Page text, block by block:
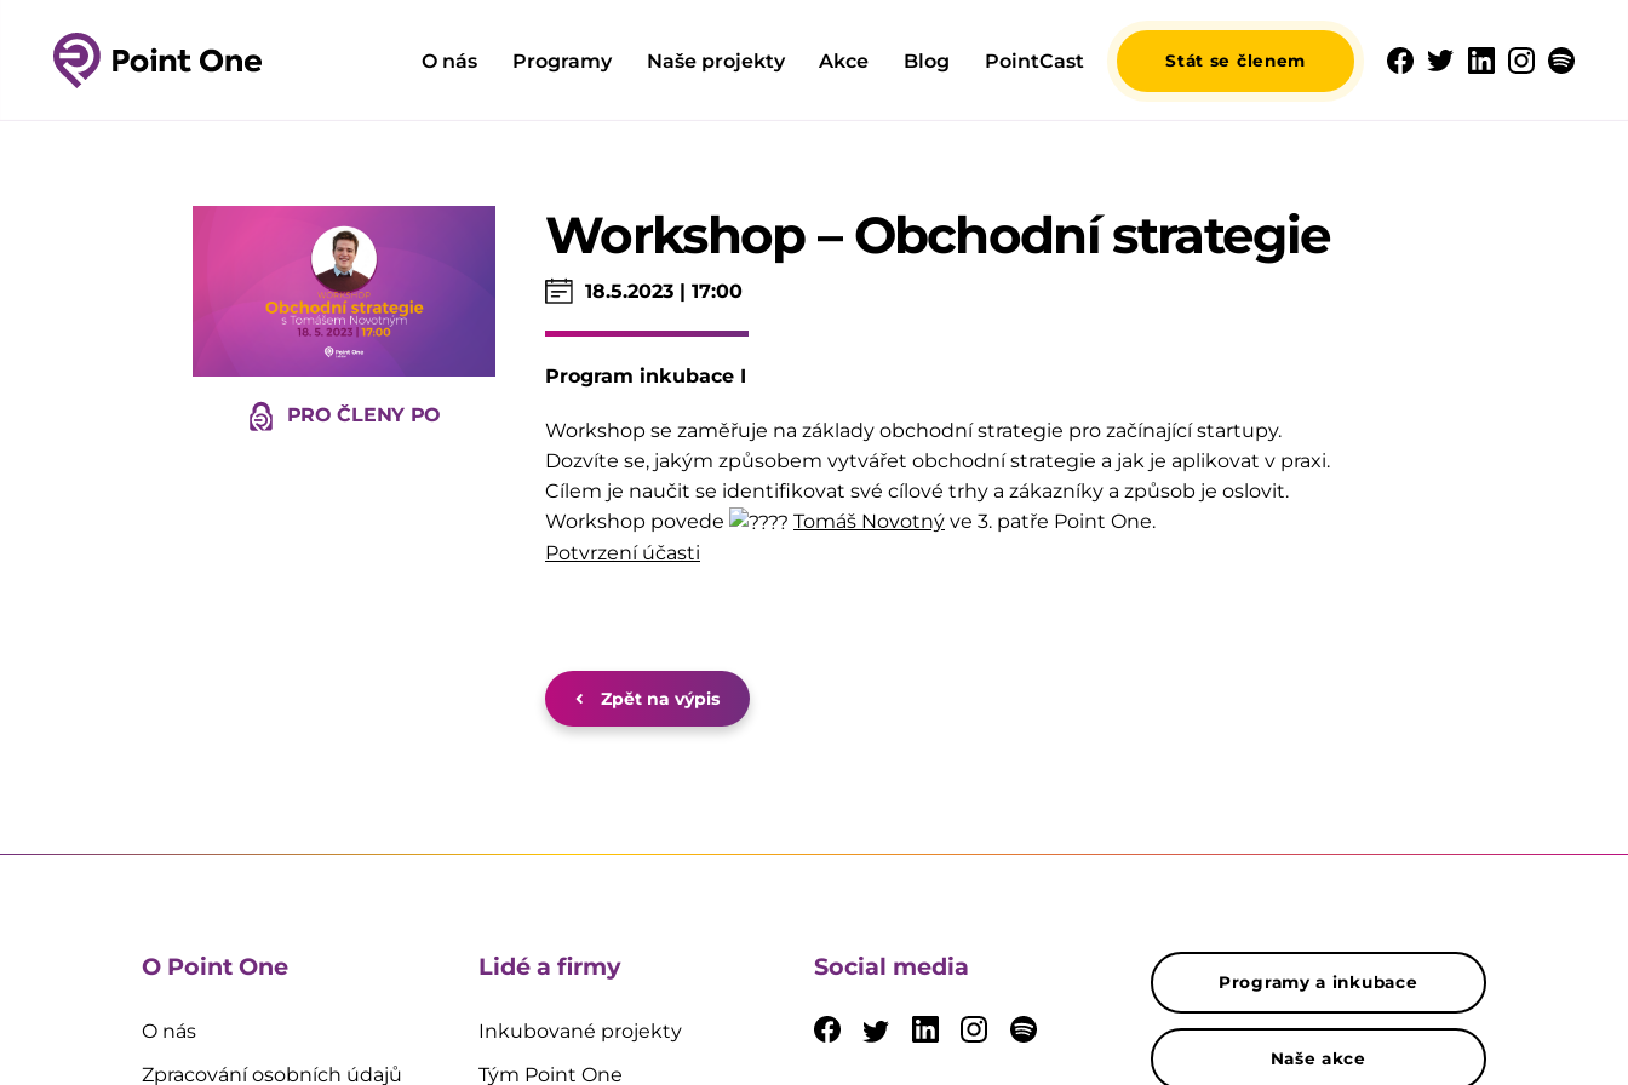
O nás Programy Naše projekty Akce Blog PointCast Stát se členem
PRO ČLENY PO
Workshop – Obchodní strategie
18.5.2023 | 17:00
Program inkubace I
Workshop se zaměřuje na základy obchodní strategie pro začínající startupy.
Dozvíte se, jakým způsobem vytvářet obchodní strategie a jak je aplikovat v praxi.
Cílem je naučit se identifikovat své cílové trhy a zákazníky a způsob je oslovit.
Workshop povede
Tomáš Novotný ve 3. patře Point One.
Potvrzení účasti
Zpět na výpis
O Point One
O nás
Zpracování osobních údajů
Lidé a firmy
Inkubované projekty
Tým Point One
Social media
Programy a inkubace
Naše akce